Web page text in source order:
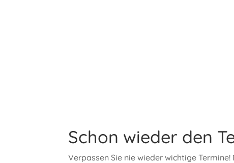
Schon wieder den
Verpassen Sie nie wieder wichtige